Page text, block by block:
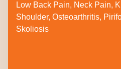
Low Back Pain, Neck Pain,
Shoulder, Osteoarthritis,
Skoliosis